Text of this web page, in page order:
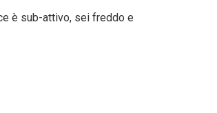
è sub-attivo, sei freddo e